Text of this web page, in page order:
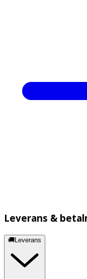
Leverans &
🚚Leverans